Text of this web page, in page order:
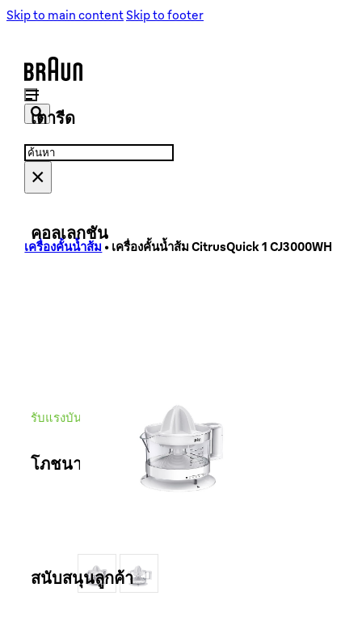
Skip to main contentSkip to footer
Search
...×
เครื่องคั้นน้ำส้ม • เครื่องคั้นน้ำส้ม CitrusQuick 1 CJ3000WH
เครื่องชงกาแฟ
เครื่องชงกาแฟ
เตารีด
คอลเลกชัน
รับแรงบันดาลใจจาก
โภชนาการสำหรับเด็ก
สนับสนุนลูกค้า